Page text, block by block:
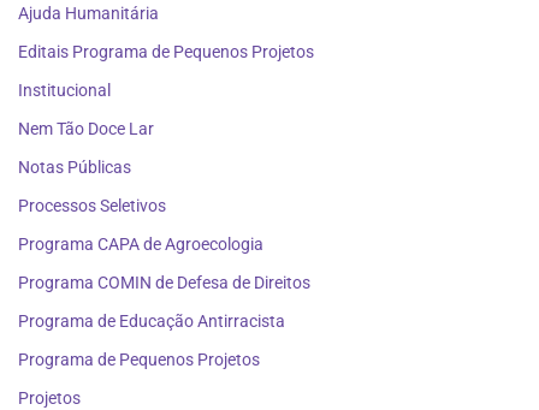
Ajuda Humanitária
Editais Programa de Pequenos Projetos
Institucional
Nem Tão Doce Lar
Notas Públicas
Processos Seletivos
Programa CAPA de Agroecologia
Programa COMIN de Defesa de Direitos
Programa de Educação Antirracista
Programa de Pequenos Projetos
Projetos